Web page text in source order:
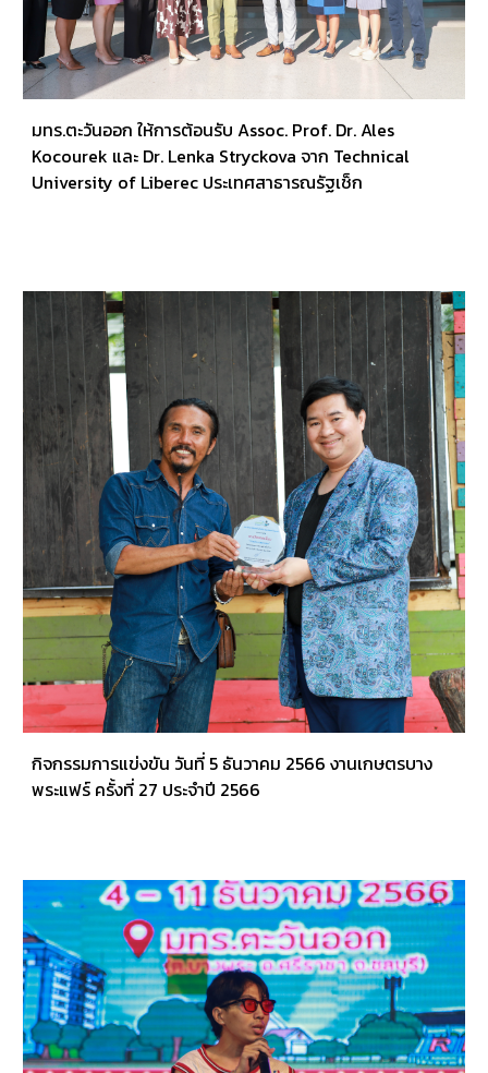
มทร.ตะวันออก ให้การต้อนรับ Assoc. Prof. Dr. Ales
Kocourek และ Dr. Lenka Stryckova จาก Technical
University of Liberec ประเทศสาธารณรัฐเช็ก
กิจกรรมการแข่งขัน วันที่ 5 ธันวาคม 2566 งานเกษตรบาง
พระแฟร์ ครั้งที่ 27 ประจำปี 2566